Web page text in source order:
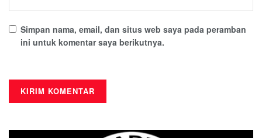
Simpan nama, email, dan situs web saya pada peramban
ini untuk komentar saya berikutnya.